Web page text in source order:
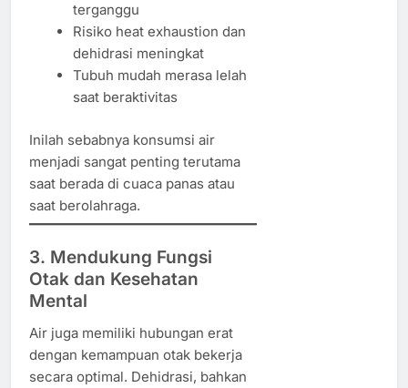
terganggu
Risiko heat exhaustion dan
dehidrasi meningkat
Tubuh mudah merasa lelah
saat beraktivitas
Inilah sebabnya konsumsi air
menjadi sangat penting terutama
saat berada di cuaca panas atau
saat berolahraga.
3. Mendukung Fungsi
Otak dan Kesehatan
Mental
Air juga memiliki hubungan erat
dengan kemampuan otak bekerja
secara optimal. Dehidrasi, bahkan